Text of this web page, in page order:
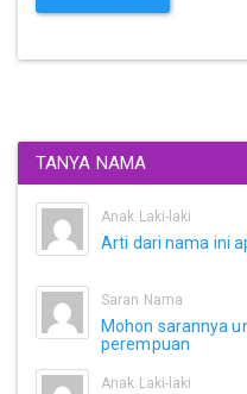
TANYA NAMA
Anak Laki-laki
Arti dari nama ini
Saran Nama
Mohon sarannya
perempuan
Anak Laki-laki